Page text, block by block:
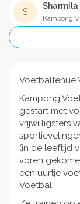
S
Kampong
Voetbaltenue
Kampong
gestart met
vrijwilligsters
(in de leeftijd
voren
een uurtje
Voetbal.